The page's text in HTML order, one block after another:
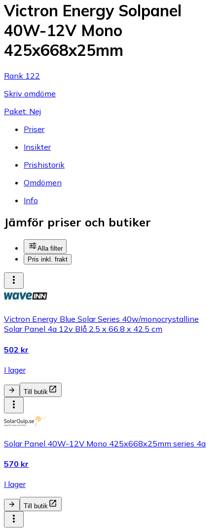
Victron Energy Solpanel
40W-12V Mono
425x668x25mm
Rank 122
Skriv omdöme
Paket: Nej
Priser
Insikter
Prishistorik
Omdömen
Info
Jämför priser och butiker
Alla filter
Pris inkl. frakt
Victron Energy Blue Solar Series 40w/monocrystalline
Solar Panel 4a 12v Blå 2.5 x 66.8 x 42.5 cm
502 kr
I lager
Till butik
Solar Panel 40W-12V Mono 425x668x25mm series 4a
570 kr
I lager
Till butik